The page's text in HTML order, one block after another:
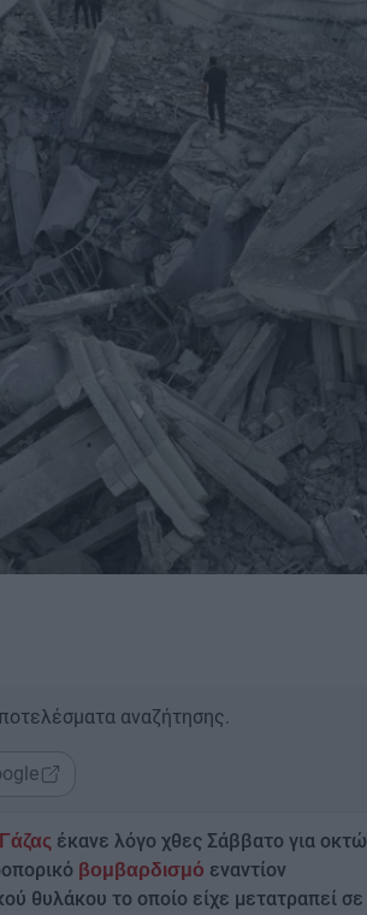
αναζήτησης.
έκανε λόγο χθες Σάββατο για οκτώ
βομβαρδισμό εναντίον
θυλάκου το οποίο είχε μετατραπεί σε